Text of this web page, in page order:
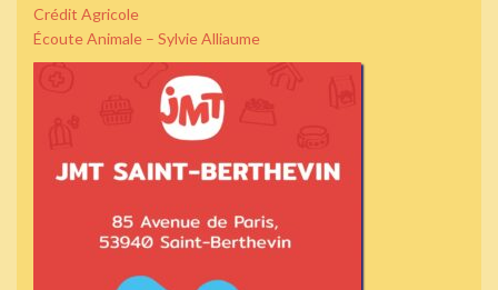
Crédit Agricole
Écoute Animale – Sylvie Alliaume